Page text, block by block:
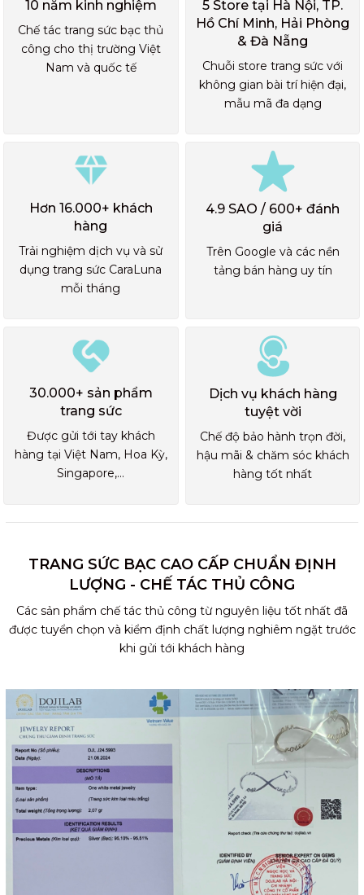
10 năm kinh nghiệm
Chế tác trang sức bạc thủ
công cho thị trường Việt
Nam và quốc tế
5 Store tại Hà Nội, TP.
Hồ Chí Minh, Hải Phòng
& Đà Nẵng
Chuỗi store trang sức với
không gian bài trí hiện đại,
mẫu mã đa dạng
Hơn 16.000+ khách
hàng
Trải nghiệm dịch vụ và sử
dụng trang sức CaraLuna
mỗi tháng
4.9 SAO / 600+ đánh
giá
Trên Google và các nền
tảng bán hàng uy tín
30.000+ sản phẩm
trang sức
Được gửi tới tay khách
hàng tại Việt Nam, Hoa Kỳ,
Singapore,...
Dịch vụ khách hàng
tuyệt vời
Chế độ bảo hành trọn đời,
hậu mãi & chăm sóc khách
hàng tốt nhất
TRANG SỨC BẠC CAO CẤP CHUẨN ĐỊNH
LƯỢNG - CHẾ TÁC THỦ CÔNG
Các sản phẩm chế tác thủ công từ nguyên liệu tốt nhất đã
được tuyển chọn và kiểm định chất lượng nghiêm ngặt trước
khi gửi tới khách hàng